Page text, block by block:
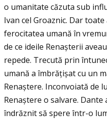
o umanitate căzuta sub
Ivan cel Groaznic. Dar
ferocitatea umană în
de ce ideile Renașterii
repede. Trecută prin
umană a îmbrăţișat cu un
Renaștere. Inconvoiată de
Renaștere o salvare.
îndrăznit să spere într-o